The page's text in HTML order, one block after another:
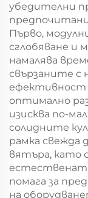
убедителни
Първо,
сглобяване и
намалява
свързаните с
ефективност
оптимално
изисква по-
солидните
рамка
вятъра, като
помага за
на